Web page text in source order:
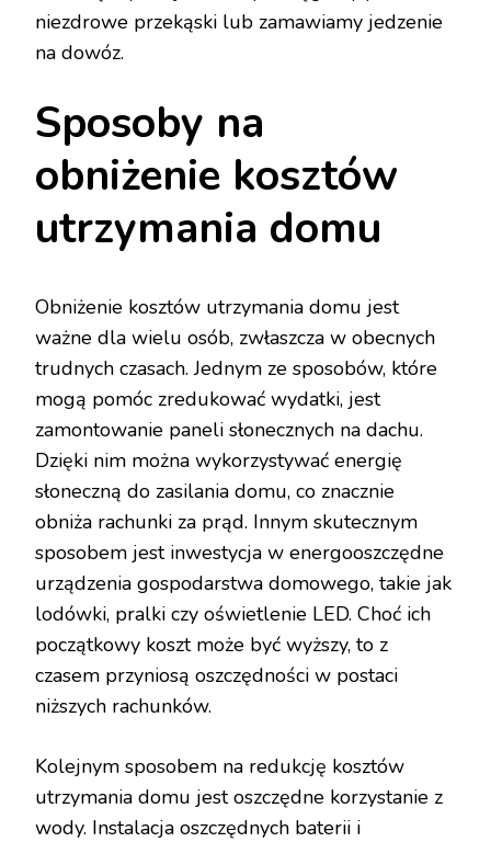
niezdrowe przekąski lub zamawiamy jedzenie
na dowóz.
Sposoby na
obniżenie kosztów
utrzymania domu
Obniżenie kosztów utrzymania domu jest
ważne dla wielu osób, zwłaszcza w obecnych
trudnych czasach. Jednym ze sposobów, które
mogą pomóc zredukować wydatki, jest
zamontowanie paneli słonecznych na dachu.
Dzięki nim można wykorzystywać energię
słoneczną do zasilania domu, co znacznie
obniża rachunki za prąd. Innym skutecznym
sposobem jest inwestycja w energooszczędne
urządzenia gospodarstwa domowego, takie jak
lodówki, pralki czy oświetlenie LED. Choć ich
początkowy koszt może być wyższy, to z
czasem przyniosą oszczędności w postaci
niższych rachunków.
Kolejnym sposobem na redukcję kosztów
utrzymania domu jest oszczędne korzystanie z
wody. Instalacja oszczędnych baterii i